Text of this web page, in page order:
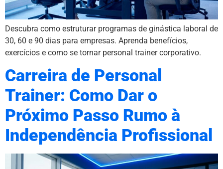
Descubra como estruturar programas de ginástica laboral de
30, 60 e 90 dias para empresas. Aprenda benefícios,
exercícios e como se tornar personal trainer corporativo.
Carreira de Personal
Trainer: Como Dar o
Próximo Passo Rumo à
Independência Profissional